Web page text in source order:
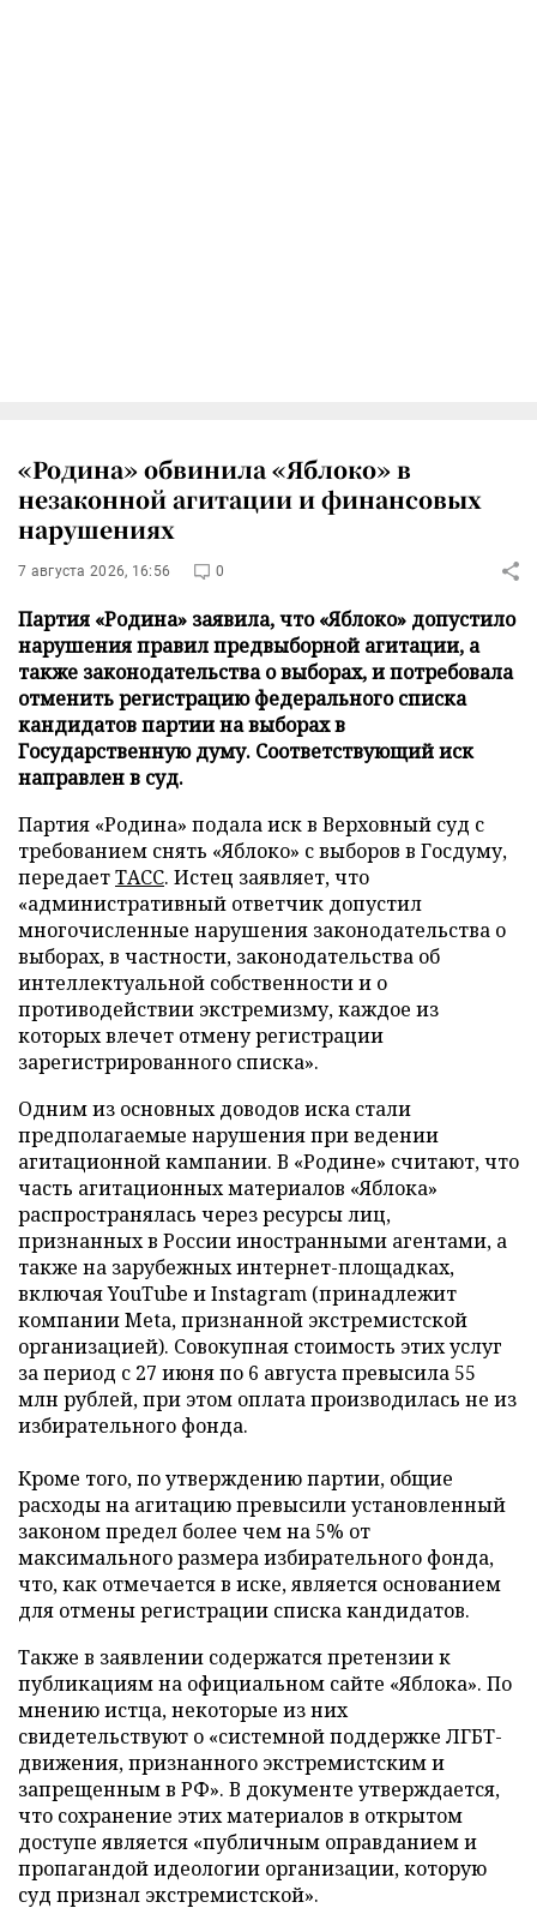
«Родина» обвинила «Яблоко» в
незаконной агитации и финансовых
нарушениях
7 августа 2026, 16:56 0
Партия «Родина» заявила, что «Яблоко» допустило
нарушения правил предвыборной агитации, а
также законодательства о выборах, и потребовала
отменить регистрацию федерального списка
кандидатов партии на выборах в
Государственную думу. Соответствующий иск
направлен в суд.
Партия «Родина» подала иск в Верховный суд с
требованием снять «Яблоко» с выборов в Госдуму,
передаетТАСС. Истец заявляет, что
«административный ответчик допустил
многочисленные нарушения законодательства о
выборах, в частности, законодательства об
интеллектуальной собственности и о
противодействии экстремизму, каждое из
которых влечет отмену регистрации
зарегистрированного списка».
Одним из основных доводов иска стали
предполагаемые нарушения при ведении
агитационной кампании. В «Родине» считают, что
часть агитационных материалов «Яблока»
распространялась через ресурсы лиц,
признанных в России иностранными агентами, а
также на зарубежных интернет-площадках,
включая YouTube и Instagram (принадлежит
компании Meta, признанной экстремистской
организацией). Совокупная стоимость этих услуг
за период с 27 июня по 6 августа превысила 55
млн рублей, при этом оплата производилась не из
избирательного фонда.
Кроме того, по утверждению партии, общие
расходы на агитацию превысили установленный
законом предел более чем на 5% от
максимального размера избирательного фонда,
что, как отмечается в иске, является основанием
для отмены регистрации списка кандидатов.
Также в заявлении содержатся претензии к
публикациям на официальном сайте «Яблока». По
мнению истца, некоторые из них
свидетельствуют о «системной поддержке ЛГБТ-
движения, признанного экстремистским и
запрещенным в РФ». В документе утверждается,
что сохранение этих материалов в открытом
доступе является «публичным оправданием и
пропагандой идеологии организации, которую
суд признал экстремистской».